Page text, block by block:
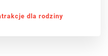
dla rodziny